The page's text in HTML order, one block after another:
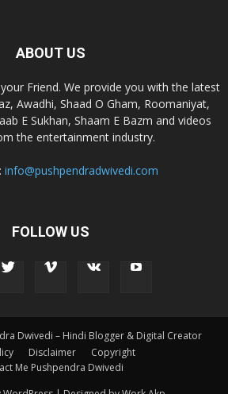
ABOUT US
Friend. We provide you with the latest
Awadhi, Shaad O Gham, Roomaniyat,
E Sukhan, Shaam E Bazm and videos
the entertainment industry.
info@pushpendradwivedi.com
FOLLOW US
Dwivedi – Hindi Blogger & Digital Creator
Disclaimer
Copyright
Me Pushpendra Dwivedi